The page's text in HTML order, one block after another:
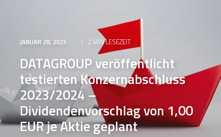
JANUAR 28, 2025 2 MIN LESEZEIT
DATAGROUP veröffentlicht
testierten Konzernabschluss
2023/2024 –
Dividendenvorschlag von 1,00
EUR je Aktie geplant